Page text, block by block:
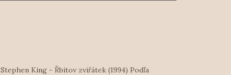
Stephen King - Řbitov zviřátek (1994) Podľa